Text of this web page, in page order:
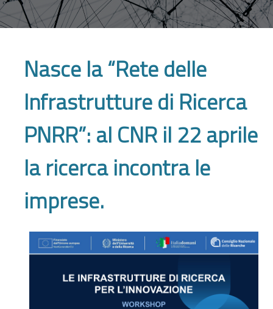
Nasce la “Rete delle
Infrastrutture di Ricerca
PNRR”: al CNR il 22 aprile
la ricerca incontra le
imprese.